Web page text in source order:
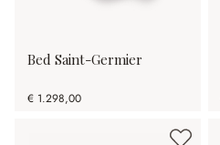
Bed Saint-Germier
€ 1.298,00